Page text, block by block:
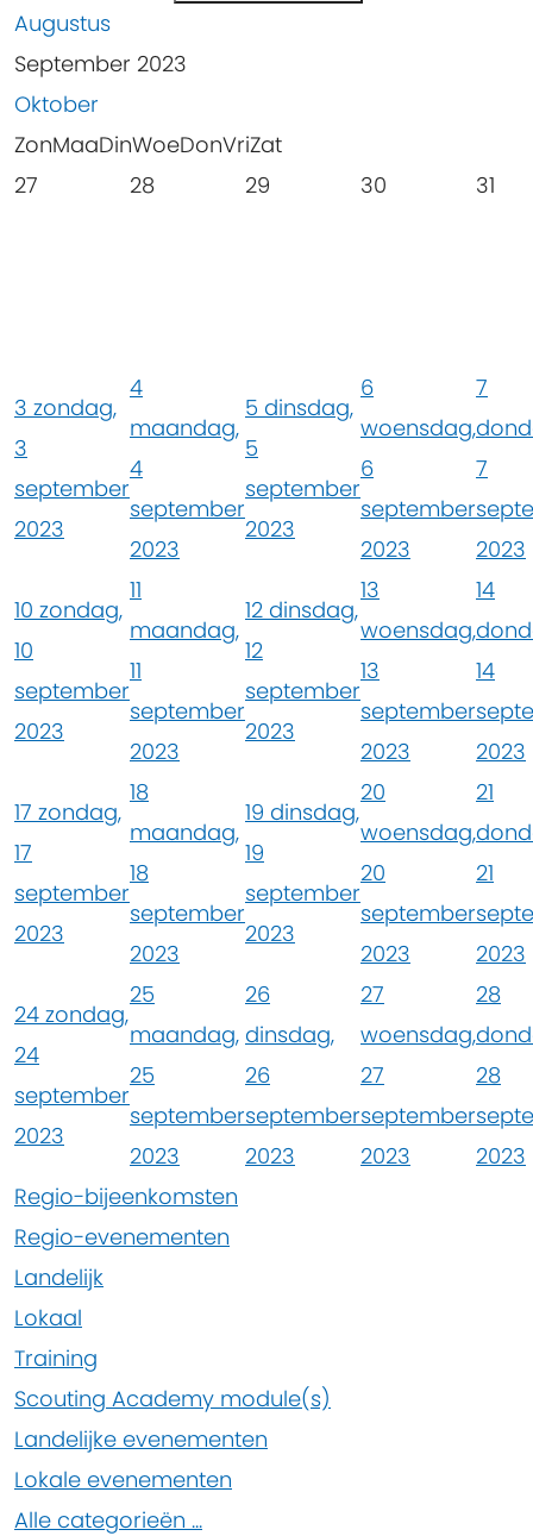
Augustus
September 2023
Oktober
ZonMaaDinWoeDonVriZat
27
28 29 30 31
3 zondag,
3
september
2023
4
maandag,
4
september
2023
5 dinsdag,
5
september
2023
6
woensdag,
6
september
2023
7
7
2023
10 zondag,
10
september
2023
11
maandag,
11
september
2023
12 dinsdag,
12
september
2023
13
woensdag,
13
september
2023
14
14
2023
17 zondag,
17
september
2023
18
maandag,
18
september
2023
19 dinsdag,
19
september
2023
20
woensdag,
20
september
2023
21
21
2023
24 zondag,
24
september
2023
25
maandag,
25
september
2023
26
dinsdag,
26
september
2023
27
woensdag,
27
september
2023
28
28
2023
Regio-bijeenkomsten
Regio-evenementen
Landelijk
Lokaal
Training
Scouting Academy module(s)
Landelijke evenementen
Lokale evenementen
Alle categorieën ...